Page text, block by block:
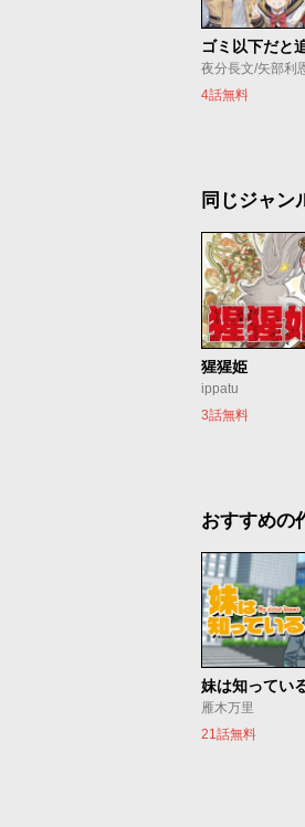
夜分長文/矢部利
4話無料
同じジャン
猩猩姫
ippatu
3話無料
おすすめの
妹は知ってい
雁木万里
21話無料